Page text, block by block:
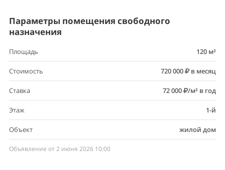
Параметры помещения свободного
назначения
Площадь 120 м²
Стоимость 720 000 в месяц
Ставка 72 000 /м² в год
Этаж 1-й
Объект жилой дом
Объявление от 2 июня 2026 10:00